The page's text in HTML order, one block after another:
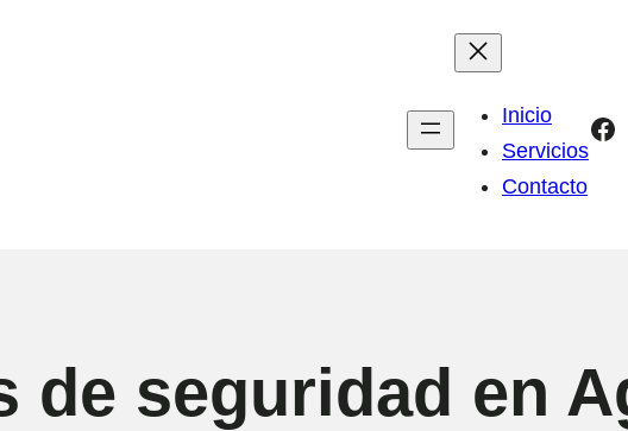
Inicio
Servicios
Contacto
de seguridad en